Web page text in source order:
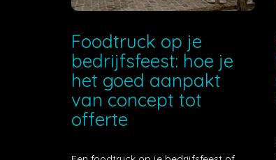
Foodtruck op je
bedrijfsfeest: hoe je
het goed aanpakt
van concept tot
offerte